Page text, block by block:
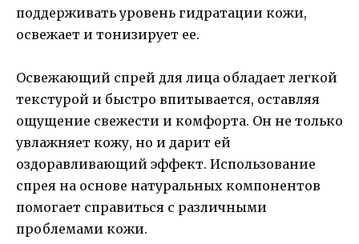
поддерживать уровень гидратации кожи,
освежает и тонизирует ее.
Освежающий спрей для лица обладает легкой
текстурой и быстро впитывается, оставляя
ощущение свежести и комфорта. Он не только
увлажняет кожу, но и дарит ей
оздоравливающий эффект. Использование
спрея на основе натуральных компонентов
помогает справиться с различными
проблемами кожи.